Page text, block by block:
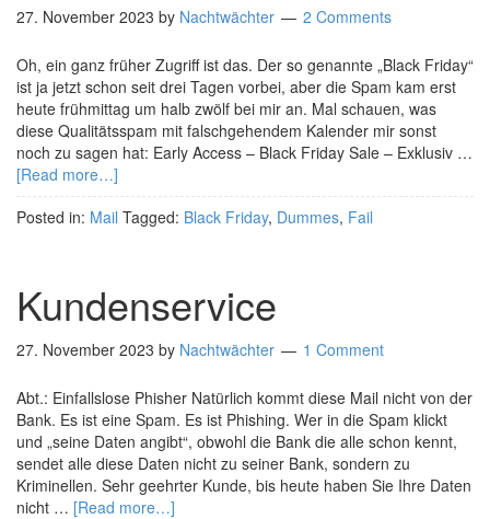
27. November 2023 by Nachtwächter 2 Comments
Oh, ein ganz früher Zugriff ist das. Der so genannte „Black Friday“
ist ja jetzt schon seit drei Tagen vorbei, aber die Spam kam erst
heute frühmittag um halb zwölf bei mir an. Mal schauen, was
diese Qualitätsspam mit falschgehendem Kalender mir sonst
noch zu sagen hat: Early Access – Black Friday Sale – Exklusiv …
[Read more…]
Posted in: Mail Tagged: Black Friday, Dummes, Fail
Kundenservice
27. November 2023 by Nachtwächter 1 Comment
Abt.: Einfallslose Phisher Natürlich kommt diese Mail nicht von der
Bank. Es ist eine Spam. Es ist Phishing. Wer in die Spam klickt
und „seine Daten angibt“, obwohl die Bank die alle schon kennt,
sendet alle diese Daten nicht zu seiner Bank, sondern zu
Kriminellen. Sehr geehrter Kunde, bis heute haben Sie Ihre Daten
nicht … [Read more…]